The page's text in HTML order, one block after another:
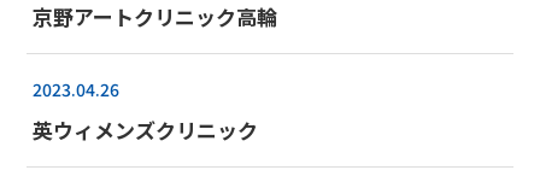
京野アートクリニック高輪
2023.04.26
英ウィメンズクリニック